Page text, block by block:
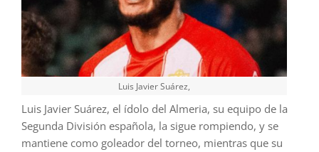
Luis Javier Suárez,
Luis Javier Suárez, el ídolo del Almeria, su equipo de la
Segunda División española, la sigue rompiendo, y se
mantiene como goleador del torneo, mientras que su